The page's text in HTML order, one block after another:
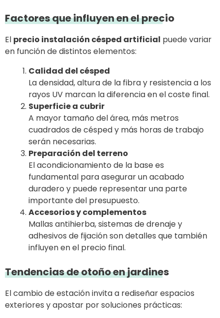
Factores que influyen en el precio
El precio instalación césped artificial puede variar
en función de distintos elementos:
Calidad del césped
La densidad, altura de la fibra y resistencia a los
rayos UV marcan la diferencia en el coste final.
Superficie a cubrir
A mayor tamaño del área, más metros
cuadrados de césped y más horas de trabajo
serán necesarias.
Preparación del terreno
El acondicionamiento de la base es
fundamental para asegurar un acabado
duradero y puede representar una parte
importante del presupuesto.
Accesorios y complementos
Mallas antihierba, sistemas de drenaje y
adhesivos de fijación son detalles que también
influyen en el precio final.
Tendencias de otoño en jardines
El cambio de estación invita a rediseñar espacios
exteriores y apostar por soluciones prácticas: